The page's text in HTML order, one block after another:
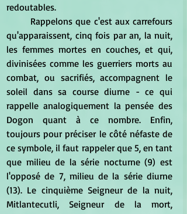
redoutables.
qu'apparaissent, cinq fois par an, la nuit,
les femmes mortes en couches, et qui,
divinisées comme les guerriers morts au
combat, ou sacrifiés, accompagnent le
soleil dans sa course diurne - ce qui
rappelle analogiquement la pensée des
Dogon quant à ce nombre. Enfin,
toujours pour préciser le côté néfaste de
ce symbole, il faut rappeler que 5, en tant
que milieu de la série nocturne (9) est
l'opposé de 7, milieu de la série diurne
(13). Le cinquième Seigneur de la nuit,
Mitlantecutli, Seigneur de la mort,